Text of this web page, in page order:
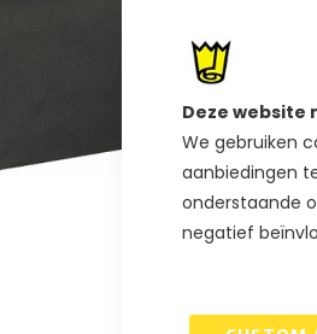
Deze website
We gebruiken
aanbiedingen
onderstaande
negatief